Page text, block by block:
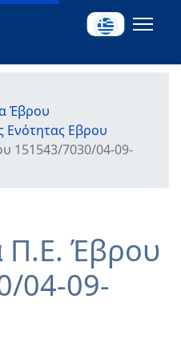
Έβρου
Ενότητας Εβρου
151543/7030/04-09-
Π.Ε. Έβρου
04-09-